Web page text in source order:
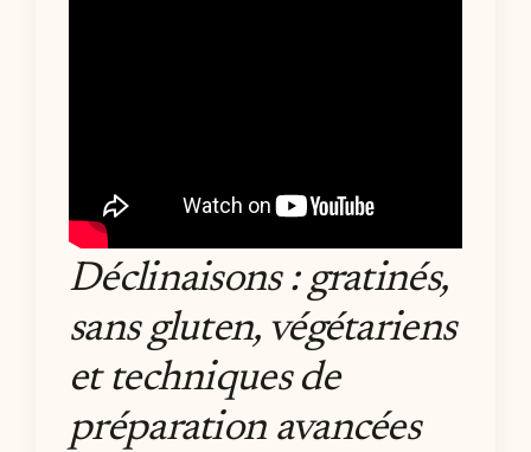
Déclinaisons : gratinés,
sans gluten, végétariens
et techniques de
préparation avancées